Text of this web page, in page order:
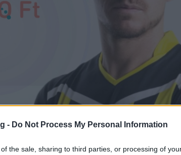
- Do Not Process My Personal Information
the sale, sharing to third parties, or processing of